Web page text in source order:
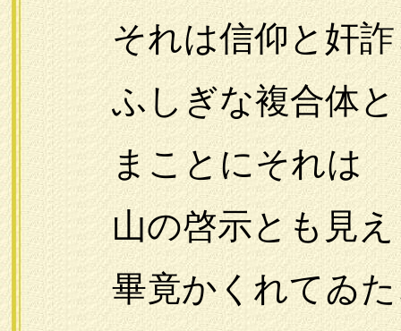
それは信仰と奸詐
ふしぎな複合体と
まことにそれは
山の啓示とも見え
畢竟かくれてゐた